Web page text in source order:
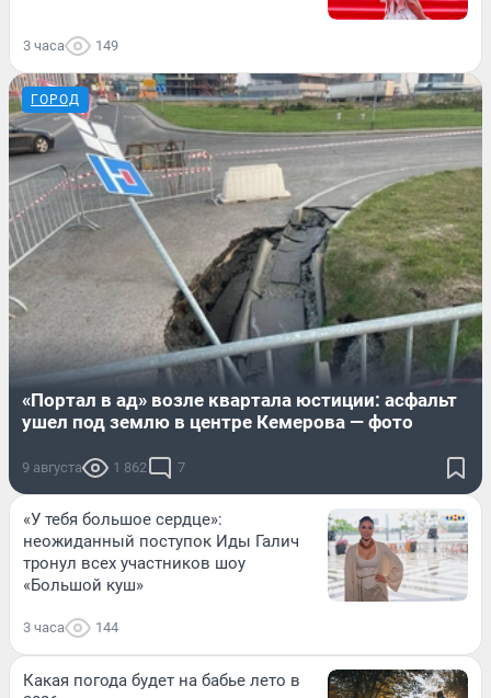
3 часа 149
ГОРОД
«Портал в ад» возле квартала юстиции: асфальт
ушел под землю в центре Кемерова — фото
9 августа 1 862 7
«У тебя большое сердце»:
неожиданный поступок Иды Галич
тронул всех участников шоу
«Большой куш»
3 часа 144
Какая погода будет на бабье лето в